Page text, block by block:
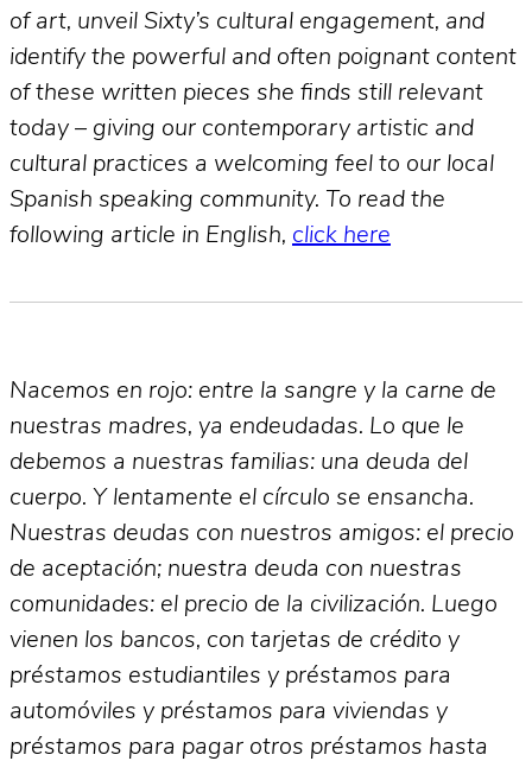
of art, unveil Sixty’s cultural engagement, and
identify the powerful and often poignant content
of these written pieces she finds still relevant
today – giving our contemporary artistic and
cultural practices a welcoming feel to our local
Spanish speaking community. To read the
following article in English, click here
Nacemos en rojo: entre la sangre y la carne de
nuestras madres, ya endeudadas. Lo que le
debemos a nuestras familias: una deuda del
cuerpo. Y lentamente el círculo se ensancha.
Nuestras deudas con nuestros amigos: el precio
de aceptación; nuestra deuda con nuestras
comunidades: el precio de la civilización. Luego
vienen los bancos, con tarjetas de crédito y
préstamos estudiantiles y préstamos para
automóviles y préstamos para viviendas y
préstamos para pagar otros préstamos hasta